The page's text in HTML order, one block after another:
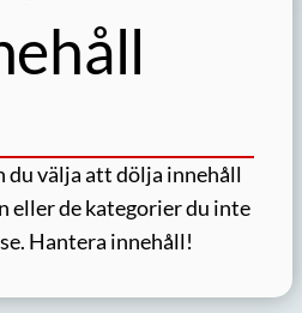
du välja att dölja innehåll
eller de kategorier du inte
Hantera innehåll!